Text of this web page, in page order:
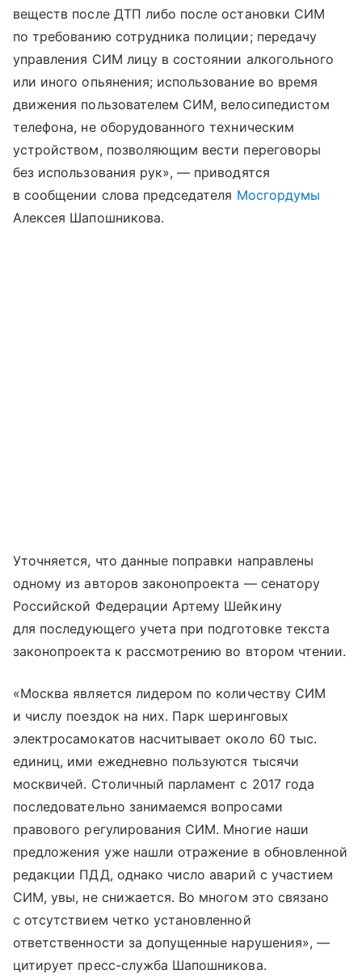
веществ после ДТП либо после остановки СИМ
по требованию сотрудника полиции; передачу
управления СИМ лицу в состоянии алкогольного
или иного опьянения; использование во время
движения пользователем СИМ, велосипедистом
телефона, не оборудованного техническим
устройством, позволяющим вести переговоры
без использования рук», — приводятся
в сообщении слова председателя Мосгордумы
Алексея Шапошникова.
Уточняется, что данные поправки направлены
одному из авторов законопроекта — сенатору
Российской Федерации Артему Шейкину
для последующего учета при подготовке текста
законопроекта к рассмотрению во втором чтении.
«Москва является лидером по количеству СИМ
и числу поездок на них. Парк шеринговых
электросамокатов насчитывает около 60 тыс.
единиц, ими ежедневно пользуются тысячи
москвичей. Столичный парламент с 2017 года
последовательно занимаемся вопросами
правового регулирования СИМ. Многие наши
предложения уже нашли отражение в обновленной
редакции ПДД, однако число аварий с участием
СИМ, увы, не снижается. Во многом это связано
с отсутствием четко установленной
ответственности за допущенные нарушения», —
цитирует пресс-служба Шапошникова.